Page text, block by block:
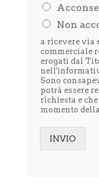
H
l
e
t
t
o
l
i
n
f
r
Non
a ricevere via
commerciale
erogati dal
Sono
potrà essere
richiesta e
momento
INVIO